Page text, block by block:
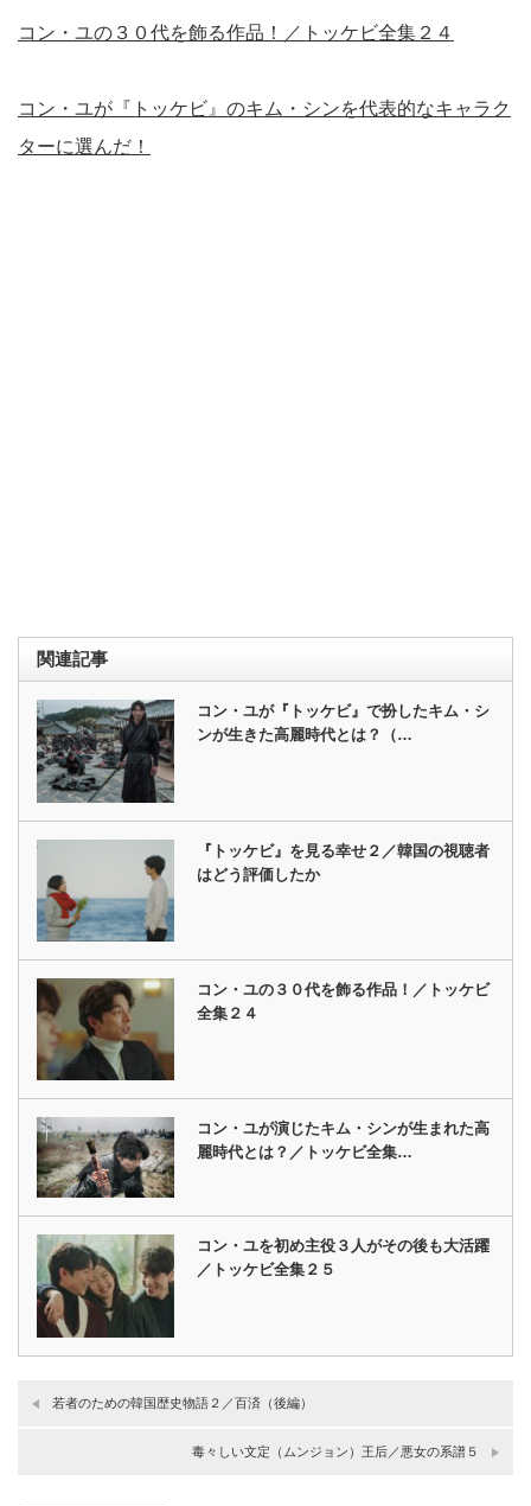
コン・ユの３０代を飾る作品！／トッケビ全集２４
コン・ユが『トッケビ』のキム・シンを代表的なキャラク
ターに選んだ！
関連記事
コン・ユが『トッケビ』で扮したキム・シ
ンが生きた高麗時代とは？（…
『トッケビ』を見る幸せ２／韓国の視聴者
はどう評価したか
コン・ユの３０代を飾る作品！／トッケビ
全集２４
コン・ユが演じたキム・シンが生まれた高
麗時代とは？／トッケビ全集…
コン・ユを初め主役３人がその後も大活躍
／トッケビ全集２５
若者のための韓国歴史物語２／百済（後編）
毒々しい文定（ムンジョン）王后／悪女の系譜５